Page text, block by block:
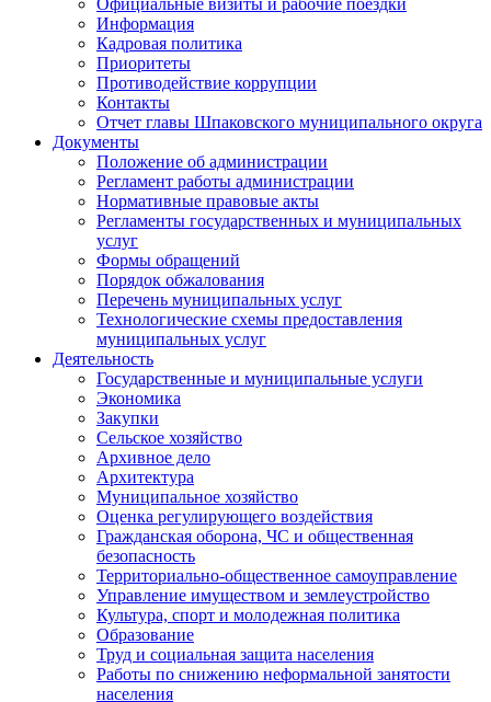
Информация
Кадровая политика
Приоритеты
Противодействие коррупции
Контакты
Отчет главы Шпаковского муниципального округа
Документы
Положение об администрации
Регламент работы администрации
Нормативные правовые акты
Регламенты государственных и муниципальных
услуг
Формы обращений
Порядок обжалования
Перечень муниципальных услуг
Технологические схемы предоставления
муниципальных услуг
Деятельность
Государственные и муниципальные услуги
Экономика
Закупки
Сельское хозяйство
Архивное дело
Архитектура
Муниципальное хозяйство
Оценка регулирующего воздействия
Гражданская оборона, ЧС и общественная
безопасность
Территориально-общественное самоуправление
Управление имуществом и землеустройство
Культура, спорт и молодежная политика
Образование
Труд и социальная защита населения
Работы по снижению неформальной занятости
населения